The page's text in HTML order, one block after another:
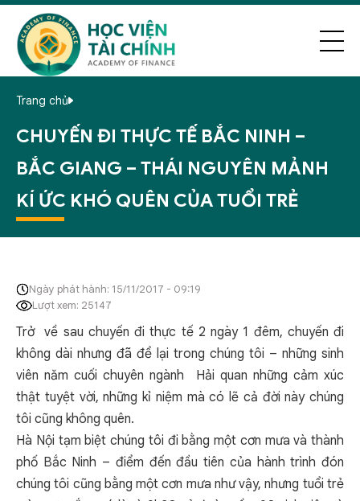
Trang chủ
CHUYẾN ĐI THỰC TẾ BẮC NINH –
BẮC GIANG – THÁI NGUYÊN MẢNH
KÍ ỨC KHÓ QUÊN CỦA TUỔI TRẺ
Ngày phát hành: 15/11/2017 - 09:19
Lượt xem: 25147
Trở về sau chuyến đi thực tế 2 ngày 1 đêm, chuyến đi
không dài nhưng đã để lại trong chúng tôi – những sinh
viên năm cuối chuyên ngành Hải quan những cảm xúc
thật tuyệt vời, những kỉ niệm mà có lẽ cả đời này chúng
tôi cũng không quên.
Hà Nội tạm biệt chúng tôi đi bằng một cơn mưa và thành
phố Bắc Ninh – điểm đến đầu tiên của hành trình đón
chúng tôi cũng bằng một cơn mưa như vậy, nhưng tuổi trẻ